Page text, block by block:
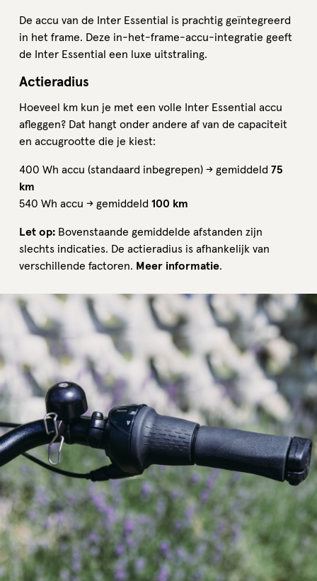
De accu van de Inter Essential is prachtig geïntegreerd
in het frame. Deze in-het-frame-accu-integratie geeft
de Inter Essential een luxe uitstraling.
Actieradius
Hoeveel km kun je met een volle Inter Essential accu
afleggen? Dat hangt onder andere af van de capaciteit
en accugrootte die je kiest:
400 Wh accu (standaard inbegrepen) → gemiddeld 75
km
540 Wh accu → gemiddeld 100 km
Let op:Bovenstaande gemiddelde afstanden zijn
slechts indicaties. De actieradius is afhankelijk van
verschillende factoren. Meer informatie.